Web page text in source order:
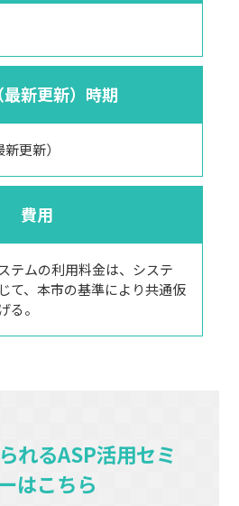
新更新）時期
更新）
費用
テムの利用料金は、システ
て、本市の基準により共通仮
る。
れるASP活用セミ
はこちら